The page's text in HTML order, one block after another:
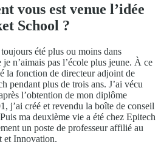
vous est venue l’idée
School ?
été plus ou moins dans
n’aimais pas l’école plus jeune. À ce
la fonction de directeur adjoint de
pendant plus de trois ans. J’ai vécu
l’obtention de mon diplôme
j’ai créé et revendu la boîte de conseil
ma deuxième vie a été chez Epitech
un poste de professeur affilié au
et Innovation.